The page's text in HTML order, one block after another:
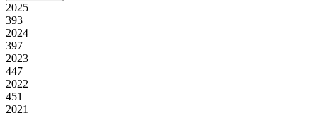
2025
393
2024
397
2023
447
2022
451
2021